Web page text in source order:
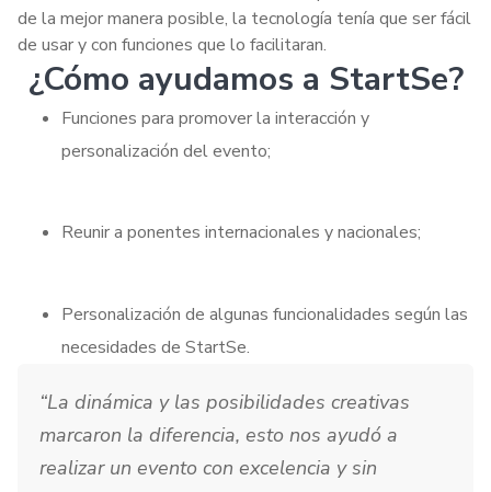
de la mejor manera posible, la tecnología tenía que ser fácil
de usar y con funciones que lo facilitaran.
¿Cómo ayudamos a StartSe?
Funciones para promover la interacción y
personalización del evento;
Reunir a ponentes internacionales y nacionales;
Personalización de algunas funcionalidades según las
necesidades de StartSe.
“La dinámica y las posibilidades creativas
marcaron la diferencia, esto nos ayudó a
realizar un evento con excelencia y sin